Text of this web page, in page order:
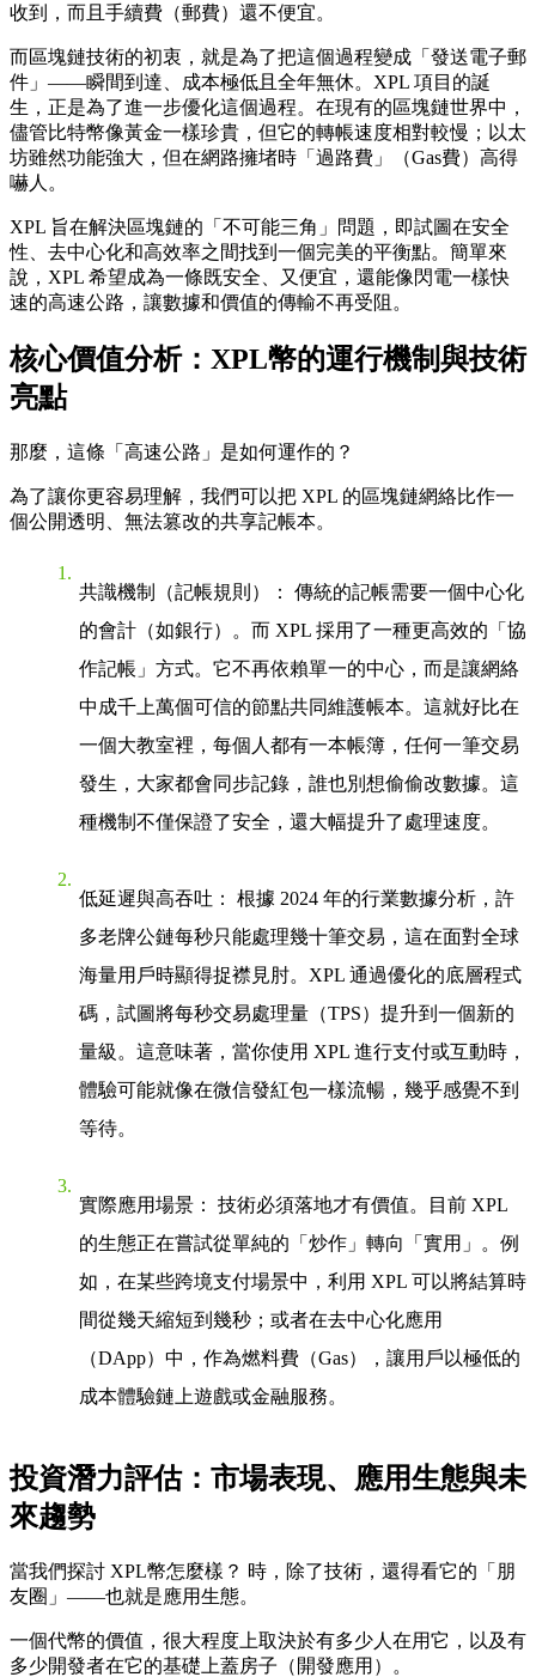
收到，而且手續費（郵費）還不便宜。
而區塊鏈技術的初衷，就是為了把這個過程變成「發送電子郵
件」——瞬間到達、成本極低且全年無休。XPL 項目的誕
生，正是為了進一步優化這個過程。在現有的區塊鏈世界中，
儘管比特幣像黃金一樣珍貴，但它的轉帳速度相對較慢；以太
坊雖然功能強大，但在網路擁堵時「過路費」（Gas費）高得
嚇人。
XPL 旨在解決區塊鏈的「不可能三角」問題，即試圖在安全
性
去中心化和高效率之間找到一個完美的平衡點。簡單來
說，XPL 希望成為一條既安全、又便宜，還能像閃電一樣快
速的高速公路，讓數據和價值的傳輸不再受阻。
核心價值分析：XPL幣的運行機制與技術
亮點
那麼，這條「高速公路」是如何運作的？
為了讓你更容易理解，我們可以把 XPL 的區塊鏈網絡比作一
個公開透明、無法篡改的共享記帳本。
共識機制（記帳規則）
： 傳統的記帳需要一個中心化
的會計（如銀行）。而 XPL 採用了一種更高效的「協
作記帳」方式。它不再依賴單一的中心，而是讓網絡
中成千上萬個可信的節點共同維護帳本。這就好比在
一個大教室裡，每個人都有一本帳簿，任何一筆交易
發生，大家都會同步記錄，誰也別想偷偷改數據。這
種機制不僅保證了安全，還大幅提升了處理速度。
低延遲與高吞吐 ： 根據 2024 年的行業數據分析，許
多老牌公鏈每秒只能處理幾十筆交易，這在面對全球
海量用戶時顯得捉襟見肘。XPL 通過優化的底層程式
碼，試圖將每秒交易處理量（TPS）提升到一個新的
量級。這意味著，當你使用 XPL 進行支付或互動時，
體驗可能就像在微信發紅包一樣流暢，幾乎感覺不到
等待。
實際應用場景 ： 技術必須落地才有價值。目前 XPL
的生態正在嘗試從單純的「炒作」轉向「實用」。例
如，在某些跨境支付場景中，利用 XPL 可以將結算時
間從幾天縮短到幾秒；或者在去中心化應用
（DApp）中，作為燃料費（Gas），讓用戶以極低的
成本體驗鏈上遊戲或金融服務。
投資潛力評估：市場表現、應用生態與未
來趨勢
當我們探討 XPL幣怎麼樣？ 時，除了技術，還得看它的「朋
友圈」——也就是應用生態。
一個代幣的價值，很大程度上取決於有多少人在用它，以及有
多少開發者在它的基礎上蓋房子（開發應用）。